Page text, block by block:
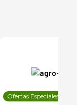
Ofertas Especiales